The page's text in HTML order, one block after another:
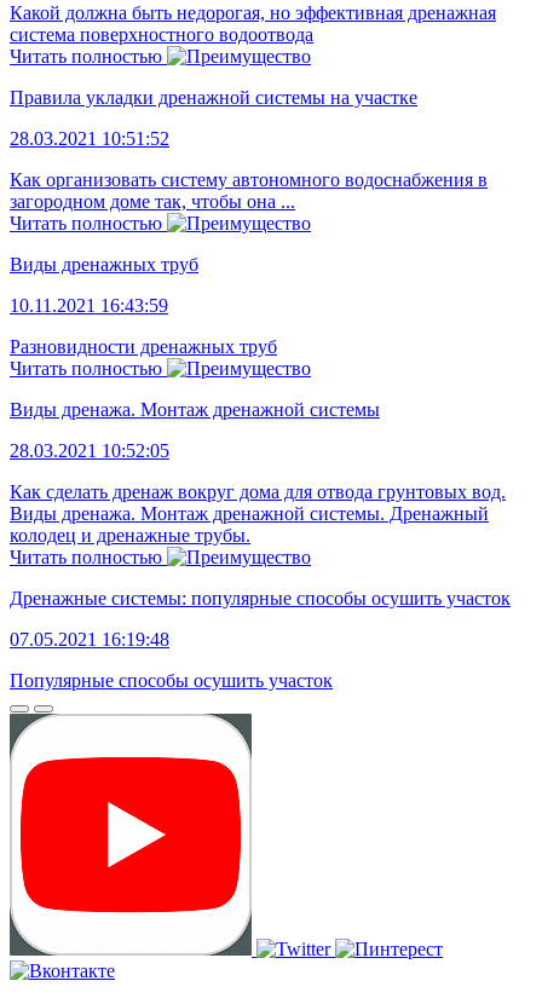
Какой должна быть недорогая, но эффективная дренажная
система поверхностного водоотвода
Читать полностью
Правила укладки дренажной системы на участке
28.03.2021 10:51:52
Как организовать систему автономного водоснабжения в
загородном доме так, чтобы она ...
Читать полностью
Виды дренажных труб
10.11.2021 16:43:59
Разновидности дренажных труб
Читать полностью
Виды дренажа. Монтаж дренажной системы
28.03.2021 10:52:05
Как сделать дренаж вокруг дома для отвода грунтовых вод.
Виды дренажа. Монтаж дренажной системы. Дренажный
колодец и дренажные трубы.
Читать полностью
Дренажные системы: популярные способы осушить участок
07.05.2021 16:19:48
Популярные способы осушить участок